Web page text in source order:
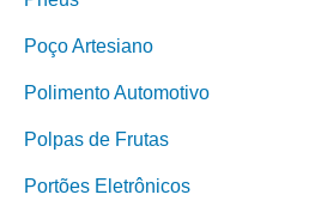
Poço Artesiano
Polimento Automotivo
Polpas de Frutas
Portões Eletrônicos